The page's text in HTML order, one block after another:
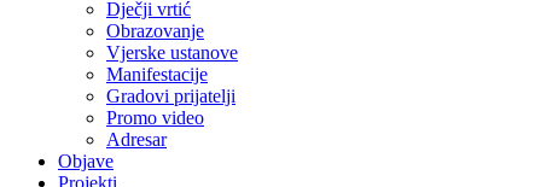
Dječji vrtić
Obrazovanje
Vjerske ustanove
Manifestacije
Gradovi prijatelji
Promo video
Adresar
Objave